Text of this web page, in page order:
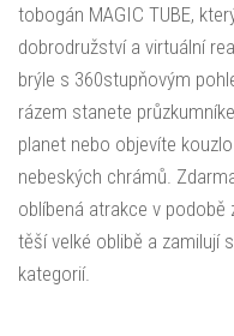
tobogán MAGIC TUBE,
dobrodružství a virtuální
brýle s 360stupňovým
rázem stanete
planet nebo objevíte
nebeských chrámů.
oblíbená atrakce v podobě
těší velké oblibě a zamilují
kategorií.